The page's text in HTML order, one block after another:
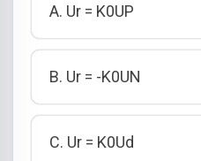
A. Ur = K0UP
B. Ur = -K0UN
C. Ur = K0Ud